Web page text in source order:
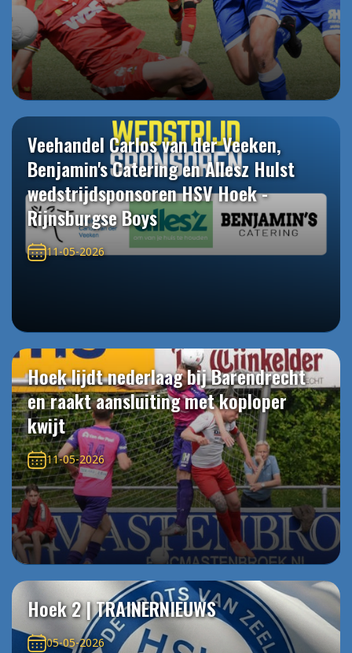
Veehandel Carlos van der Veeken,
Benjamin's Catering en Allesz Hulst
wedstrijdsponsoren HSV Hoek -
Rijnsburgse Boys
11-05-2026
Hoek lijdt nederlaag bij Barendrecht
en raakt aansluiting met koploper
kwijt
11-05-2026
Hoek 2 | TRAINERNIEUWS
05-05-2026